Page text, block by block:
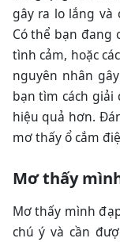
gây ra lo lắng và
Có thể bạn đang
tình cảm, hoặc
nguyên nhân
bạn tìm cách giải
hiệu quả hơn.
mơ thấy ổ cắm
Mơ thấy
Mơ thấy mình
chú ý và cần